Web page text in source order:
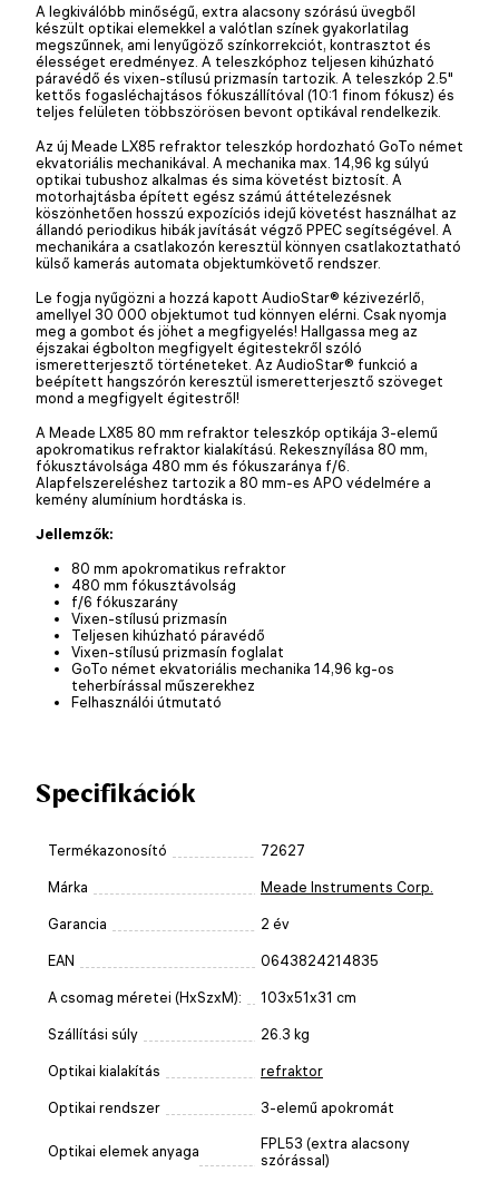
A legkiválóbb minőségű, extra alacsony szórású üvegből
készült optikai elemekkel a valótlan színek gyakorlatilag
megszűnnek, ami lenyűgöző színkorrekciót, kontrasztot és
élességet eredményez. A teleszkóphoz teljesen kihúzható
páravédő és vixen-stílusú prizmasín tartozik. A teleszkóp 2.5"
kettős fogasléchajtásos fókuszállítóval (10:1 finom fókusz) és
teljes felületen többszörösen bevont optikával rendelkezik.
Az új Meade LX85 refraktor teleszkóp hordozható GoTo német
ekvatoriális mechanikával. A mechanika max. 14,96 kg súlyú
optikai tubushoz alkalmas és sima követést biztosít. A
motorhajtásba épített egész számú áttételezésnek
köszönhetően hosszú expozíciós idejű követést használhat az
állandó periodikus hibák javítását végző PPEC segítségével. A
mechanikára a csatlakozón keresztül könnyen csatlakoztatható
külső kamerás automata objektumkövető rendszer.
Le fogja nyűgözni a hozzá kapott AudioStar® kézivezérlő,
amellyel 30 000 objektumot tud könnyen elérni. Csak nyomja
meg a gombot és jöhet a megfigyelés! Hallgassa meg az
éjszakai égbolton megfigyelt égitestekről szóló
ismeretterjesztő történeteket. Az AudioStar® funkció a
beépített hangszórón keresztül ismeretterjesztő szöveget
mond a megfigyelt égitestről!
A Meade LX85 80 mm refraktor teleszkóp optikája 3-elemű
apokromatikus refraktor kialakítású. Rekesznyílása 80 mm,
fókusztávolsága 480 mm és fókuszaránya f/6.
Alapfelszereléshez tartozik a 80 mm-es APO védelmére a
kemény alumínium hordtáska is.
Jellemzők:
80 mm apokromatikus refraktor
480 mm fókusztávolság
f/6 fókuszarány
Vixen-stílusú prizmasín
Teljesen kihúzható páravédő
Vixen-stílusú prizmasín foglalat
GoTo német ekvatoriális mechanika 14,96 kg-os
teherbírással műszerekhez
Felhasználói útmutató
Specifikációk
Termékazonosító 72627
Márka Meade Instruments Corp.
Garancia 2 év
EAN 0643824214835
A csomag méretei (HxSzxM): 103x51x31 cm
Szállítási súly 26.3 kg
Optikai kialakítás refraktor
Optikai rendszer 3-elemű apokromát
Optikai elemek anyaga
FPL53 (extra alacsony
szórással)